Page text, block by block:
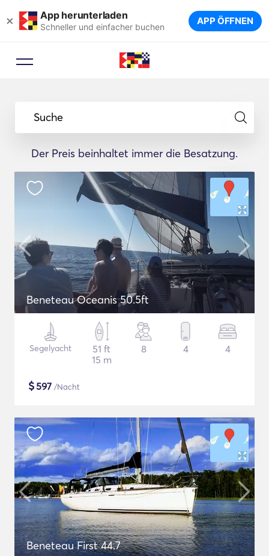
× App herunterladen
Schneller und einfacher buchen APP ÖFFNEN
Suche
Der Preis beinhaltet immer die Besatzung.
Beneteau Oceanis 50.5ft
Segelyacht
51 ft
15 m
8 4 4
$597 /Nacht
Beneteau First 44.7